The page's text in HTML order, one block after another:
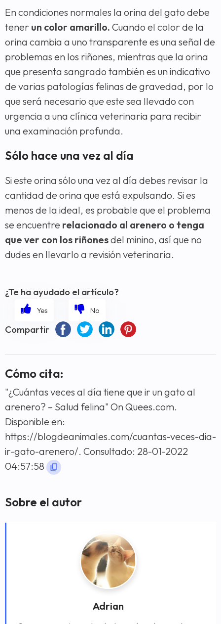
En condiciones normales la orina del gato debe
tener un color amarillo. Cuando el color de la
orina cambia a uno transparente es una señal de
problemas en los riñones, mientras que la orina
que presenta sangrado también es un indicativo
de varias patologías felinas de gravedad, por lo
que será necesario que este sea llevado con
urgencia a una clínica veterinaria para recibir
una examinación profunda.
Sólo hace una vez al día
Si este orina sólo una vez al día debes revisar la
cantidad de orina que está expulsando. Si es
menos de la ideal, es probable que el problema
se encuentre relacionado al arenero o tenga
que ver con los riñonesdel minino, así que no
dudes en llevarlo a revisión veterinaria.
¿Te ha ayudado el artículo?
Compartir
Cómo cita:
"¿Cuántas veces al día tiene que ir un gato al
arenero? – Salud felina" On Quees.com.
Disponible en:
https://blogdeanimales.com/cuantas-veces-dia-
ir-gato-arenero/. Consultado: 28-01-2022
04:57:58
Sobre el autor
Adrian